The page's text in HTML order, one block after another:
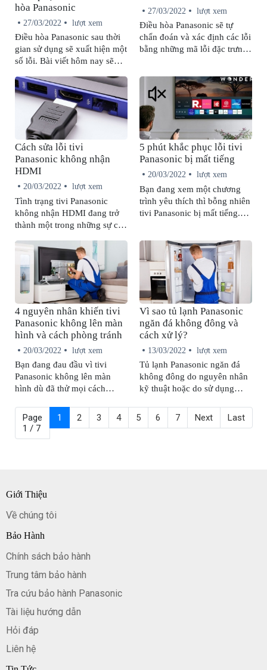
hòa Panasonic
27/03/2022
lượt xem
Điều hòa Panasonic sau thời
gian sử dụng sẽ xuất hiện một
số lỗi. Bài viết hôm nay sẽ
lỗi F95 trên máy lạnh
Panasonic cũng như cách
khắc phục tình trạng này tại
nhà nhanh chóng, hiệu quả.
27/03/2022
lượt xem
Điều hòa Panasonic sẽ tự
chẩn đoán và xác định các lỗi
bằng những mã lỗi đặc trưng.
khắc phục lỗi như thế nào?
Hãy tham khảo những thông
tin được chia sẻ trong bài viết
dưới đây nhé!
Cách sửa lỗi tivi
Panasonic không nhận
HDMI
20/03/2022
lượt xem
Tình trạng tivi Panasonic
không nhận HDMI đang trở
thành một trong những sự cố
gặp phải. Không cần liên hệ
kỹ thuật viên chuyên nghiệp,
trong một số trường hợp bạn
vẫn có thể tự mình khắc phục
tại nhà.
5 phút khắc phục lỗi tivi
Panasonic bị mất tiếng
20/03/2022
lượt xem
Bạn đang xem một chương
trình yêu thích thì bỗng nhiên
tivi Panasonic bị mất tiếng.
nóng. Bài viết sau đây sẽ
cung cấp đến bạn 4 nguyên
nhân khiến tivi Panasonic bị
mất tiếng và cách khắc phục
chuẩn nhất.
4 nguyên nhân khiến tivi
Panasonic không lên màn
hình và cách phòng tránh
20/03/2022
lượt xem
Bạn đang đau đầu vì tivi
Panasonic không lên màn
hình dù đã thử mọi cách
hệ ngay với trung tâm bảo
hành để được hỗ trợ sớm
nhất!
Vì sao tủ lạnh Panasonic
ngăn đá không đông và
cách xử lý?
13/03/2022
lượt xem
Tủ lạnh Panasonic ngăn đá
không đông do nguyên nhân
kỹ thuật hoặc do sử dụng
nguyên nhân sẽ có cách khắc
Page
1 / 7
1 2 3 4 5 6 7 Next Last
Giới Thiệu
Về chúng tôi
Bảo Hành
Chính sách bảo hành
Trung tâm bảo hành
Tra cứu bảo hành Panasonic
Tài liệu hướng dẫn
Hỏi đáp
Liên hệ